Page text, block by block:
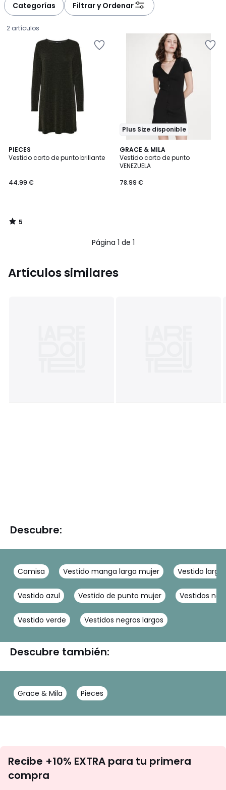
Categorías Filtrar y Ordenar
2 artículos
PIECES
Vestido corto de punto brillante
€.
44.99 €
5
/
5
/
Plus Size disponible
GRACE & MILA
Vestido corto de punto
VENEZUELA
78.99 €
Página 1 de 1
Artículos similares
Descubre:
Camisa Vestido manga larga mujer Vestido
Vestido azul Vestido de punto mujer Vestidos
Vestido verde Vestidos negros largos
Descubre también:
Grace & Mila Pieces
te
Recibe +10% EXTRA para tu primera
compra